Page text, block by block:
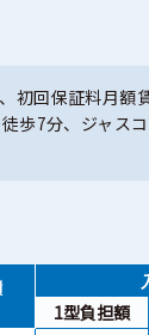
回保証料月額
歩7分、ジャス
1型負担額